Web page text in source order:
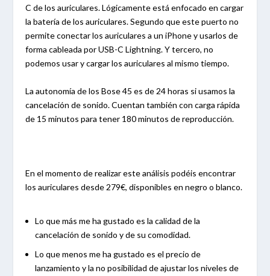
C de los auriculares. Lógicamente está enfocado en cargar
la batería de los auriculares. Segundo que este puerto no
permite conectar los auriculares a un iPhone y usarlos de
forma cableada por USB-C Lightning. Y tercero, no
podemos usar y cargar los auriculares al mismo tiempo.
La autonomía de los Bose 45 es de 24 horas si usamos la
cancelación de sonido. Cuentan también con carga rápida
de 15 minutos para tener 180 minutos de reproducción.
En el momento de realizar este análisis podéis encontrar
los auriculares desde 279€, disponibles en negro o blanco.
Lo que más me ha gustado es la calidad de la
cancelación de sonido y de su comodidad.
Lo que menos me ha gustado es el precio de
lanzamiento y la no posibilidad de ajustar los niveles de